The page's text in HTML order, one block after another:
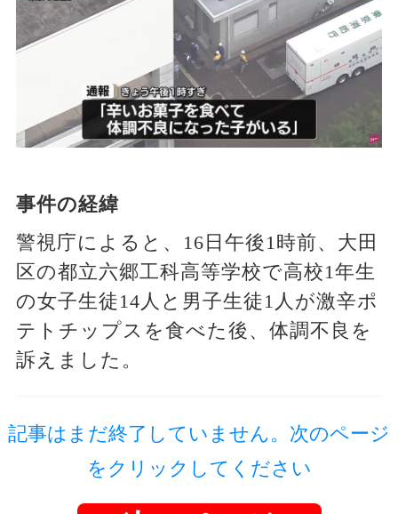
事件の経緯
警視庁によると、16日午後1時前、大田
区の都立六郷工科高等学校で高校1年生
の女子生徒14人と男子生徒1人が激辛ポ
テトチップスを食べた後、体調不良を
訴えました。
記事はまだ終了していません。次のページ
をクリックしてください